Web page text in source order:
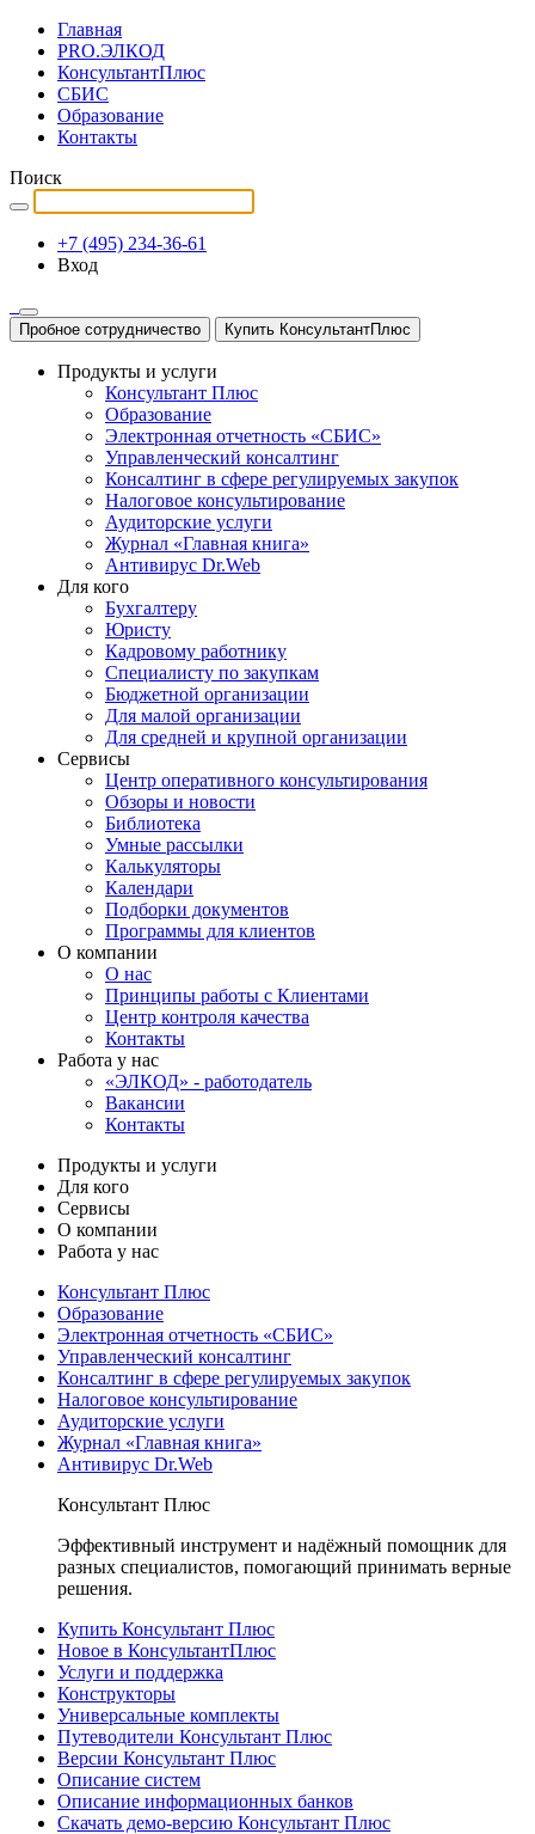
Главная
PRO.ЭЛКОД
КонсультантПлюс
СБИС
Образование
Контакты
Поиск
+7 (495) 234-36-61
Вход
Пробное сотрудничество Купить КонсультантПлюс
Продукты и услуги
Консультант Плюс
Образование
Электронная отчетность «СБИС»
Управленческий консалтинг
Консалтинг в сфере регулируемых закупок
Налоговое консультирование
Аудиторские услуги
Журнал «Главная книга»
Антивирус Dr.Web
Для кого
Бухгалтеру
Юристу
Кадровому работнику
Специалисту по закупкам
Бюджетной организации
Для малой организации
Для средней и крупной организации
Сервисы
Центр оперативного консультирования
Обзоры и новости
Библиотека
Умные рассылки
Калькуляторы
Календари
Подборки документов
Программы для клиентов
О компании
О нас
Принципы работы с Клиентами
Центр контроля качества
Контакты
Работа у нас
«ЭЛКОД» - работодатель
Вакансии
Контакты
Продукты и услуги
Для кого
Сервисы
О компании
Работа у нас
Консультант Плюс
Образование
Электронная отчетность «СБИС»
Управленческий консалтинг
Консалтинг в сфере регулируемых закупок
Налоговое консультирование
Аудиторские услуги
Журнал «Главная книга»
Антивирус Dr.Web
Консультант Плюс
Эффективный инструмент и надёжный помощник для
разных специалистов, помогающий принимать верные
решения.
Купить Консультант Плюс
Новое в КонсультантПлюс
Услуги и поддержка
Конструкторы
Универсальные комплекты
Путеводители Консультант Плюс
Версии Консультант Плюс
Описание систем
Описание информационных банков
Скачать демо-версию Консультант Плюс